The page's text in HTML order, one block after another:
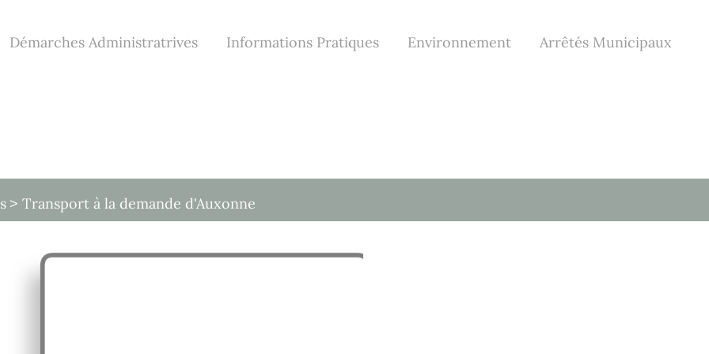
Démarches Administratrives Informations Pratiques Environnement Arrêtés Municipaux
Transport à la demande d'Auxonne